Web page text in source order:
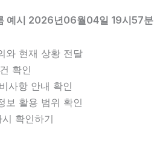
예시 2026년06월04일 19시57분
와 현재 상황 전달
확인
사항 안내 확인
보 활용 범위 확인
확인하기